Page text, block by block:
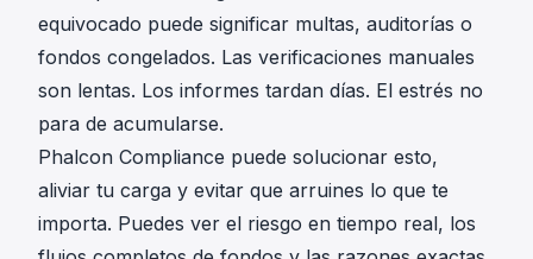
equivocado puede significar multas, auditorías o
fondos congelados. Las verificaciones manuales
son lentas. Los informes tardan días. El estrés no
para de acumularse.
Phalcon Compliance puede solucionar esto,
aliviar tu carga y evitar que arruines lo que te
importa. Puedes ver el riesgo en tiempo real, los